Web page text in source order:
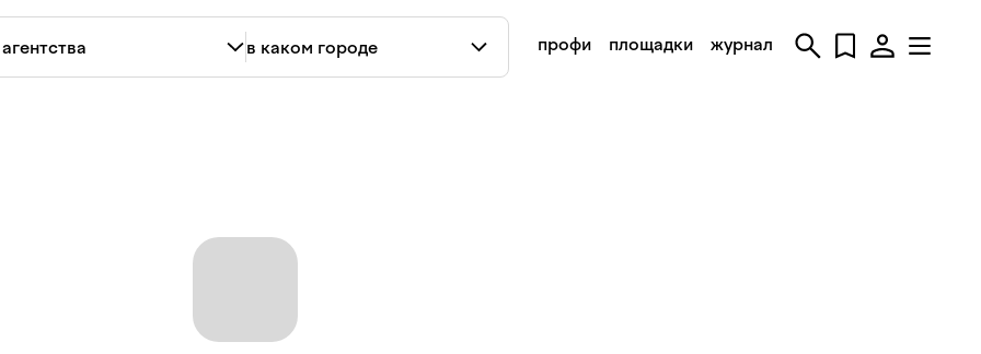
профи площадки журнал